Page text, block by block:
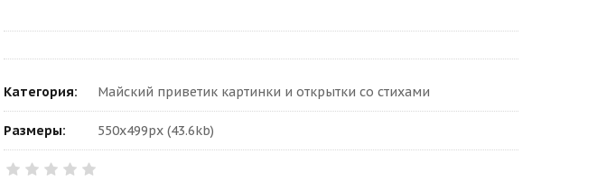
Категория: Майский приветик картинки и открытки со стихами
Размеры: 550x499px (43.6kb)